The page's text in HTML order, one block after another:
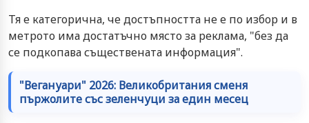
Тя е категорична, че достъпността не е по избор и в
метрото има достатъчно място за реклама, "без да
се подкопава съществената информация".
"Вегануари" 2026: Великобритания сменя
пържолите със зеленчуци за един месец